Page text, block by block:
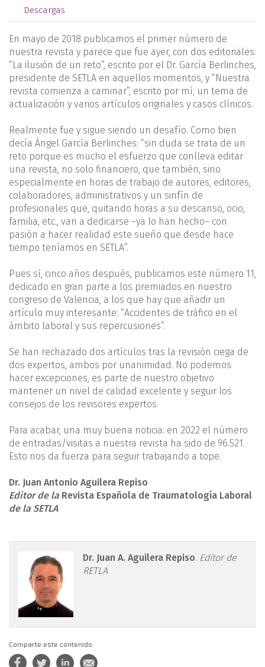
Descargas
En mayo de 2018 publicamos el primer número de
nuestra revista y parece que fue ayer, con dos editoriales:
“La ilusión de un reto”, escrito por el Dr. García Berlinches,
presidente de SETLA en aquellos momentos, y “Nuestra
revista comienza a caminar”, escrito por mí; un tema de
actualización y varios artículos originales y casos clínicos.
Realmente fue y sigue siendo un desafío. Como bien
decía Ángel García Berlinches: “sin duda se trata de un
reto porque es mucho el esfuerzo que conlleva editar
una revista, no solo financiero, que también, sino
especialmente en horas de trabajo de autores, editores,
colaboradores, administrativos y un sinfín de
profesionales que, quitando horas a su descanso, ocio,
familia, etc., van a dedicarse –ya lo han hecho– con
pasión a hacer realidad este sueño que desde hace
tiempo teníamos en SETLA”.
Pues sí, cinco años después, publicamos este número 11,
dedicado en gran parte a los premiados en nuestro
congreso de Valencia, a los que hay que añadir un
artículo muy interesante: “Accidentes de tráfico en el
ámbito laboral y sus repercusiones”.
Se han rechazado dos artículos tras la revisión ciega de
dos expertos, ambos por unanimidad. No podemos
hacer excepciones, es parte de nuestro objetivo
mantener un nivel de calidad excelente y seguir los
consejos de los revisores expertos.
Para acabar, una muy buena noticia: en 2022 el número
de entradas/visitas a nuestra revista ha sido de 96.521.
Esto nos da fuerza para seguir trabajando a tope.
Dr. Juan Antonio Aguilera Repiso
Editor de la Revista Española de Traumatología Laboral
de la SETLA
retla.06111.fs2305007-
figura1.png
Dr. Juan A. Aguilera Repiso. Editor de
RETLA
Comparte este contenido